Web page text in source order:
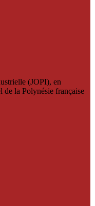
(JOPI), en
de la Polynésie française